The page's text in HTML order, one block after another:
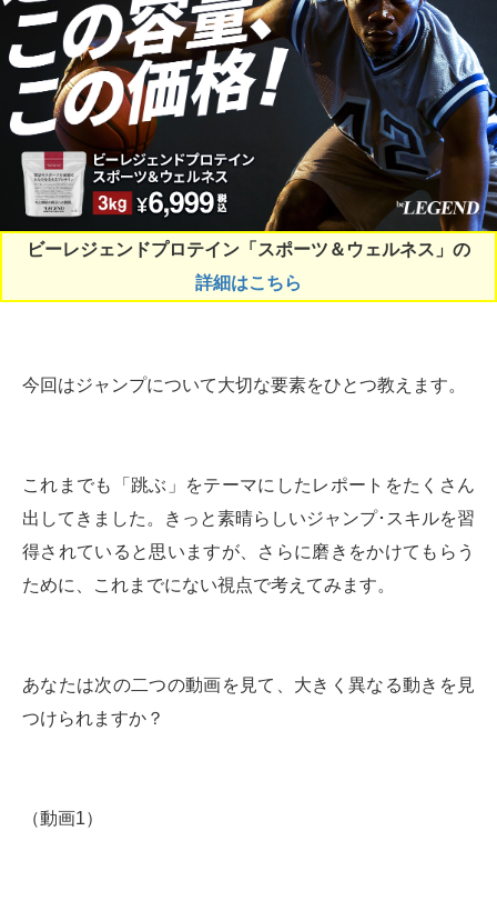
ビーレジェンドプロテイン「スポーツ＆ウェルネス」の
詳細はこちら
今回はジャンプについて大切な要素をひとつ教えます。
これまでも「跳ぶ」をテーマにしたレポートをたくさん
出してきました。きっと素晴らしいジャンプ･スキルを習
得されていると思いますが、さらに磨きをかけてもらう
ために、これまでにない視点で考えてみます。
あなたは次の二つの動画を見て、大きく異なる動きを見
つけられますか？
（動画1）